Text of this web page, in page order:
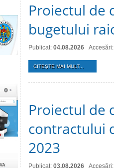
Proiectul de
bugetului
Publicat: 04.08.2026
CITEŞTE MAI MULT...
Proiectul de
contractului
2023
Publicat: 03.08.2026